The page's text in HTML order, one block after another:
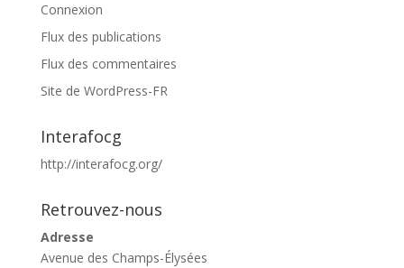
Connexion
Flux des publications
Flux des commentaires
Site de WordPress-FR
Interafocg
http://interafocg.org/
Retrouvez-nous
Adresse
Avenue des Champs-Élysées